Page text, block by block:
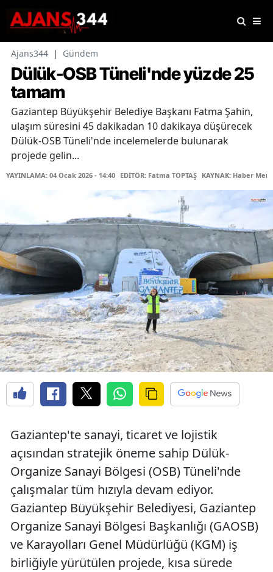
Ajans344 | Gündem
Dülük-OSB Tüneli'nde yüzde 25
tamam
Gaziantep Büyükşehir Belediye Başkanı Fatma Şahin,
ulaşım süresini 45 dakikadan 10 dakikaya düşürecek
Dülük-OSB Tüneli'nde incelemelerde bulunarak
projede gelin...
YAYINLAMA: 04 Ocak 2026 - 14:40 EDİTÖR: Fatma TOPTAŞ KAYNAK: Haber
Gaziantep'te sanayi, ticaret ve lojistik
açısından stratejik öneme sahip Dülük-
Organize Sanayi Bölgesi (OSB) Tüneli'nde
çalışmalar tüm hızıyla devam ediyor.
Gaziantep Büyükşehir Belediyesi, Gaziantep
Organize Sanayi Bölgesi Başkanlığı (GAOSB)
ve Karayolları Genel Müdürlüğü (KGM) iş
birliğiyle yürütülen projede, kısa sürede